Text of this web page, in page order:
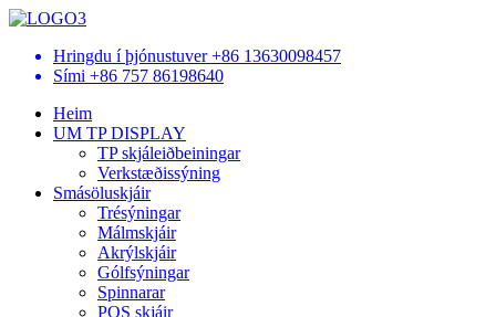
Hringdu í þjónustuver +86 13630098457
Sími +86 757 86198640
Heim
UM TP DISPLAY
TP skjáleiðbeiningar
Verkstæðissýning
Smásöluskjáir
Trésýningar
Málmskjáir
Akrýlskjáir
Gólfsýningar
Spinnarar
POS skjáir